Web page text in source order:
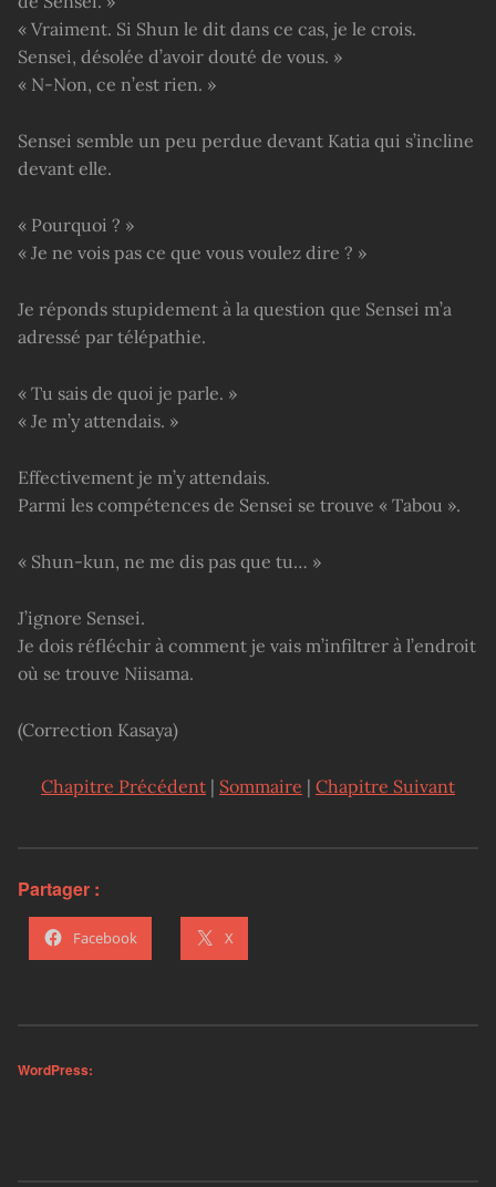
« Vraiment. Si Shun le dit dans ce cas, je le crois.
Sensei, désolée d’avoir douté de vous. »
« N-Non, ce n’est rien. »
Sensei semble un peu perdue devant Katia qui s’incline
devant elle.
« Pourquoi ? »
« Je ne vois pas ce que vous voulez dire ? »
Je réponds stupidement à la question que Sensei m’a
adressé par télépathie.
« Tu sais de quoi je parle. »
« Je m’y attendais. »
Effectivement je m’y attendais.
Parmi les compétences de Sensei se trouve « Tabou ».
« Shun-kun, ne me dis pas que tu… »
J’ignore Sensei.
Je dois réfléchir à comment je vais m’infiltrer à l’endroit
où se trouve Niisama.
(Correction Kasaya)
Chapitre Précédent | Sommaire | Chapitre Suivant
Partager :
Facebook X
WordPress: